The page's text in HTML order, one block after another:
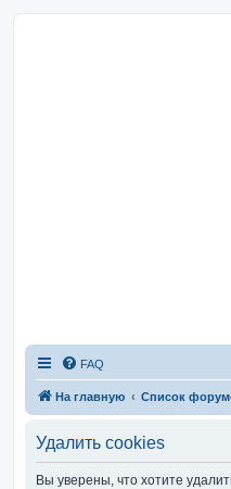
FAQ
На главную Список
Удалить cookies
Вы уверены, что хотите